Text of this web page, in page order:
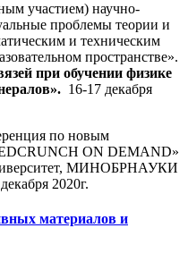
участием) научно-
проблемы теории и
и техническим
пространстве».
при обучении физике
16-17 декабря
по новым
ON DEMAND»
МИНОБРНАУКИ
2020г.
материалов и